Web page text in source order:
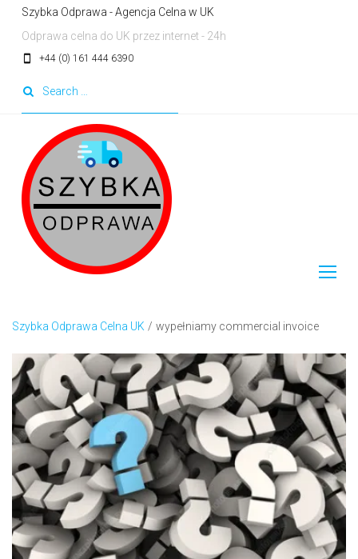
Skip
content
Szybka Odprawa - Agencja Celna w UK
Odprawa celna do UK przez internet - 24h
smartphone +44 (0) 161 444 6390
Szybka Odprawa Celna UK / wypełniamy commercial invoice
Tag:
wypełniamy
commercial
invoice